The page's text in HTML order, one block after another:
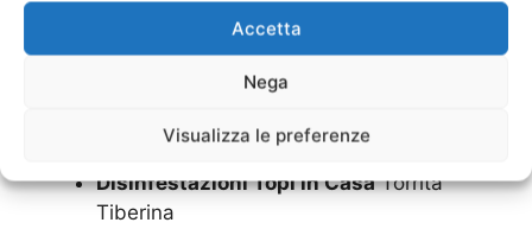
Accetta
Nega
Visualizza le preferenze
Disinfestazioni RistoranteTorrita
Disinfestazioni Scuole
Disinfestazioni Sistemi
Disinfestazioni Topi in CasaTorrita
Tiberina